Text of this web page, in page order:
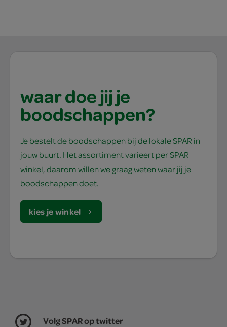
waar doe jij je
boodschappen?
Je bestelt de boodschappen bij de lokale SPAR in
jouw buurt. Het assortiment varieert per SPAR
winkel, daarom willen we graag weten waar jij je
boodschappen doet.
kies je winkel
Volg SPAR op twitter